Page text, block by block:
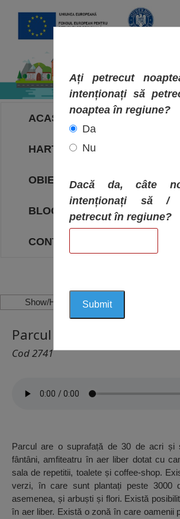
ACASA
HARTA OBIECTIVELOR
OBIECTIVE
BLOG
CONTACT
Show/Hide Left Side
Parcul “Dabnika”, Vrața
Cod 2741
Parcul are o suprafață de 30 de acri și
fântâni, amfiteatru în aer liber dotat cu
sala de repetitii, toalete și coffee-shop.
verzi, în care sunt plantați peste 3000
asemenea, și arbuști și flori. Există
în aer liber. Există o zonă în care oamenii
Ați petrecut
intenționați să
noaptea în regiune?
Da
Nu
Dacă da, câte
intenționați să /
petrecut în regiune?